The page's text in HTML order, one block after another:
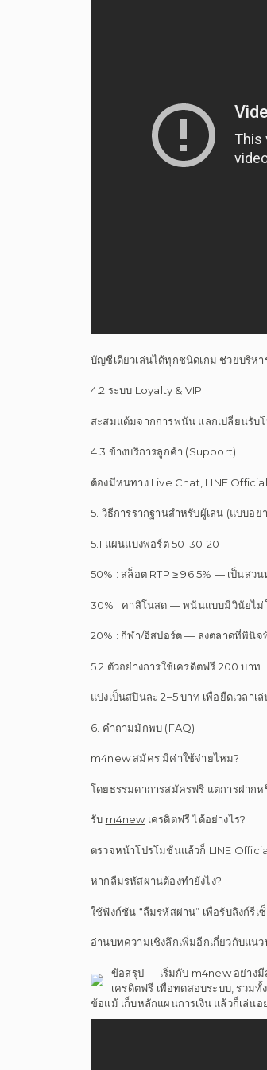
บัญชีเดียวเล่นได้ทุกชนิดเกม ช่วยบริห
4.2 ระบบ Loyalty & VIP
สะสมแต้มจากการพนัน แลกเปลี่ยนรับ
4.3 ข้างบริการลูกค้า (Support)
ต้องมีหนทาง Live Chat, LINE
5. วิธีการรากฐานสำหรับผู้เล่น (แบบอย่
5.1 แผนแบ่งพอร์ต 50-30-20
50% : สล็อต RTP ≥ 96.5% — เป็นส่ว
30% : คาสิโนสด — พนันแบบมีวินัยไม่
20% : กีฬา/อีสปอร์ต — ลงตลาดที่พินิจ
5.2 ตัวอย่างการใช้เครดิตฟรี 200 บาท
แบ่งเป็นสปินละ 2–5 บาท เพื่อยืดเวลา
6. คำถามมักพบ (FAQ)
m4new สมัคร มีค่าใช้จ่ายไหม?
โดยธรรมดาการสมัครฟรี แต่การฝาก
รับ m4newเครดิตฟรี ได้อย่างไร?
ตรวจหน้าโปรโมชั่นแล้วก็ LINE
หากลืมรหัสผ่านต้องทำยังไง?
ใช้ฟังก์ชัน “ลืมรหัสผ่าน” เพื่อรับลิงก์รี
อ่านบทความเชิงลึกเพิ่มอีกเกี่ยวกับแน
ข้อสรุป — เริ่มกับ m4new อย่าง
เครดิตฟรี เพื่อทดสอบระบบ, รวม
ข้อแม้ เก็บหลักแผนการเงิน แล้วก็เล่น